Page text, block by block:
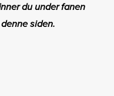
du under fanen
siden.